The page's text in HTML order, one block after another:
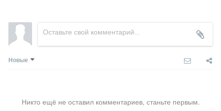
Новые
Никто ещё не оставил комментариев, станьте первым.